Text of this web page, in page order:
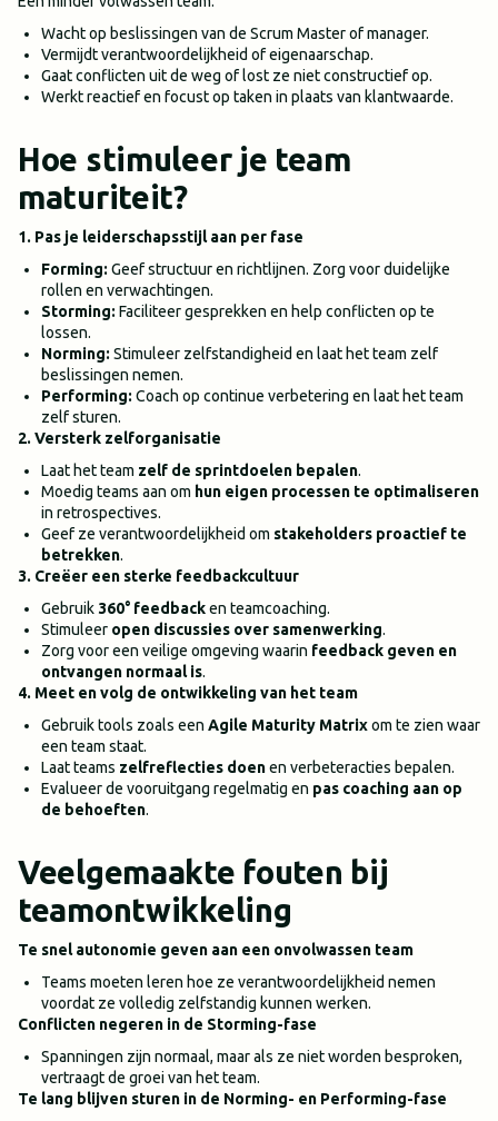
Wacht op beslissingen van de Scrum Master of manager.
Vermijdt verantwoordelijkheid of eigenaarschap.
Gaat conflicten uit de weg of lost ze niet constructief op.
Werkt reactief en focust op taken in plaats van klantwaarde.
Hoe stimuleer je team
maturiteit?
1. Pas je leiderschapsstijl aan per fase
Forming: Geef structuur en richtlijnen. Zorg voor duidelijke
rollen en verwachtingen.
Storming: Faciliteer gesprekken en help conflicten op te
lossen.
Norming: Stimuleer zelfstandigheid en laat het team zelf
beslissingen nemen.
Performing: Coach op continue verbetering en laat het team
zelf sturen.
2. Versterk zelforganisatie
Laat het team zelf de sprintdoelen bepalen.
Moedig teams aan om hun eigen processen te optimaliseren
in retrospectives.
Geef ze verantwoordelijkheid om stakeholders proactief te
betrekken.
3. Creëer een sterke feedbackcultuur
Gebruik 360° feedbacken teamcoaching.
Stimuleer open discussies over samenwerking.
Zorg voor een veilige omgeving waarin feedback geven en
ontvangen normaal is.
4. Meet en volg de ontwikkeling van het team
Gebruik tools zoals een Agile Maturity Matrixom te zien waar
een team staat.
Laat teams zelfreflecties doenen verbeteracties bepalen.
Evalueer de vooruitgang regelmatig en pas coaching aan op
de behoeften.
Veelgemaakte fouten bij
teamontwikkeling
Te snel autonomie geven aan een onvolwassen team
Teams moeten leren hoe ze verantwoordelijkheid nemen
voordat ze volledig zelfstandig kunnen werken.
Conflicten negeren in de Storming-fase
Spanningen zijn normaal, maar als ze niet worden besproken,
vertraagt de groei van het team.
Te lang blijven sturen in de Norming- en Performing-fase